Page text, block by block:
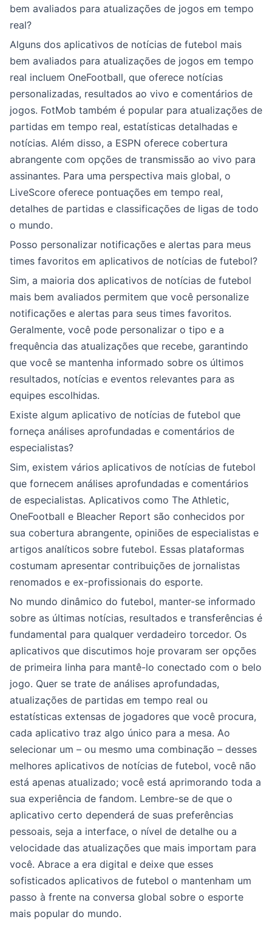
bem avaliados para atualizações de jogos em tempo
real?
Alguns dos aplicativos de notícias de futebol mais
bem avaliados para atualizações de jogos em tempo
real incluem OneFootball, que oferece notícias
personalizadas, resultados ao vivo e comentários de
jogos. FotMob também é popular para atualizações de
partidas em tempo real, estatísticas detalhadas e
notícias. Além disso, a ESPN oferece cobertura
abrangente com opções de transmissão ao vivo para
assinantes. Para uma perspectiva mais global, o
LiveScore oferece pontuações em tempo real,
detalhes de partidas e classificações de ligas de todo
o mundo.
Posso personalizar notificações e alertas para meus
times favoritos em aplicativos de notícias de futebol?
Sim, a maioria dos aplicativos de notícias de futebol
mais bem avaliados permitem que você personalize
notificações e alertas para seus times favoritos.
Geralmente, você pode personalizar o tipo e a
frequência das atualizações que recebe, garantindo
que você se mantenha informado sobre os últimos
resultados, notícias e eventos relevantes para as
equipes escolhidas.
Existe algum aplicativo de notícias de futebol que
forneça análises aprofundadas e comentários de
especialistas?
Sim, existem vários aplicativos de notícias de futebol
que fornecem análises aprofundadas e comentários
de especialistas. Aplicativos como The Athletic,
OneFootball e Bleacher Report são conhecidos por
sua cobertura abrangente, opiniões de especialistas e
artigos analíticos sobre futebol. Essas plataformas
costumam apresentar contribuições de jornalistas
renomados e ex-profissionais do esporte.
No mundo dinâmico do futebol, manter-se informado
sobre as últimas notícias, resultados e transferências é
fundamental para qualquer verdadeiro torcedor. Os
aplicativos que discutimos hoje provaram ser opções
de primeira linha para mantê-lo conectado com o belo
jogo. Quer se trate de análises aprofundadas,
atualizações de partidas em tempo real ou
estatísticas extensas de jogadores que você procura,
cada aplicativo traz algo único para a mesa. Ao
selecionar um – ou mesmo uma combinação – desses
melhores aplicativos de notícias de futebol, você não
está apenas atualizado; você está aprimorando toda a
sua experiência de fandom. Lembre-se de que o
aplicativo certo dependerá de suas preferências
pessoais, seja a interface, o nível de detalhe ou a
velocidade das atualizações que mais importam para
você. Abrace a era digital e deixe que esses
sofisticados aplicativos de futebol o mantenham um
passo à frente na conversa global sobre o esporte
mais popular do mundo.